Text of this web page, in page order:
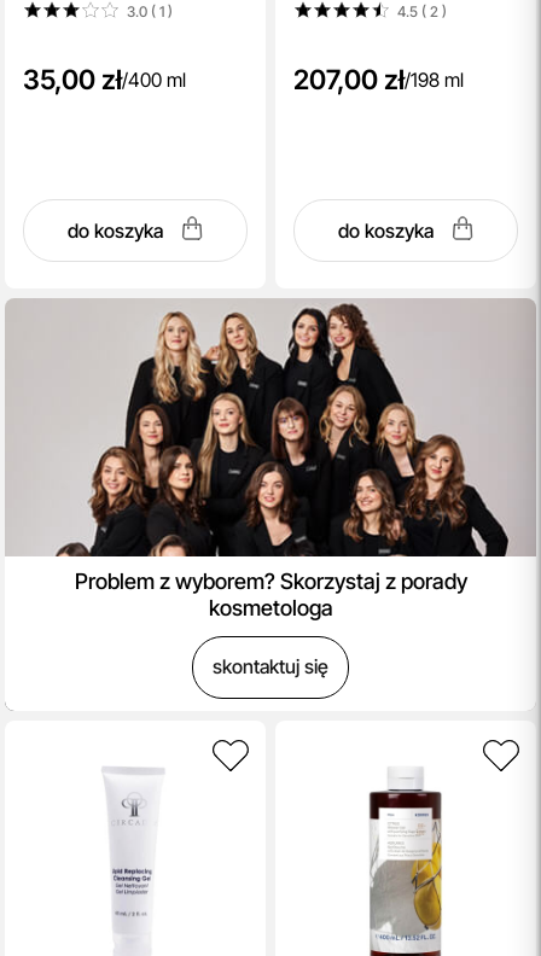
3.0 ( 1)
35,00 zł/400 ml
do koszyka
4.5 ( 2 )
207,00 zł/198 ml
do koszyka
Problem z wyborem? Skorzystaj z porady
kosmetologa
skontaktuj się